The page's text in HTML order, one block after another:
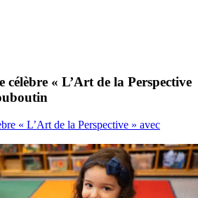
célèbre « L’Art de la Perspective
« L’Art de la Perspective » avec